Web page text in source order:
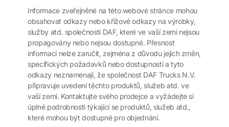
Informace zveřejněné na této webové stránce mohou
obsahovat odkazy nebo křížové odkazy na výrobky,
služby atd. společnosti DAF, které ve vaší zemi nejsou
propagovány nebo nejsou dostupné. Přesnost
informací nelze zaručit, zejména z důvodu jejich změn,
specifických požadavků nebo dostupnosti a tyto
odkazy neznamenají, že společnost DAF Trucks N.V.
připravuje uvedení těchto produktů, služeb atd. ve
vaší zemi. Kontaktujte svého prodejce a vyžádejte si
úplné podrobnosti týkající se produktů, služeb atd.,
které mohou být dostupné pro objednání.